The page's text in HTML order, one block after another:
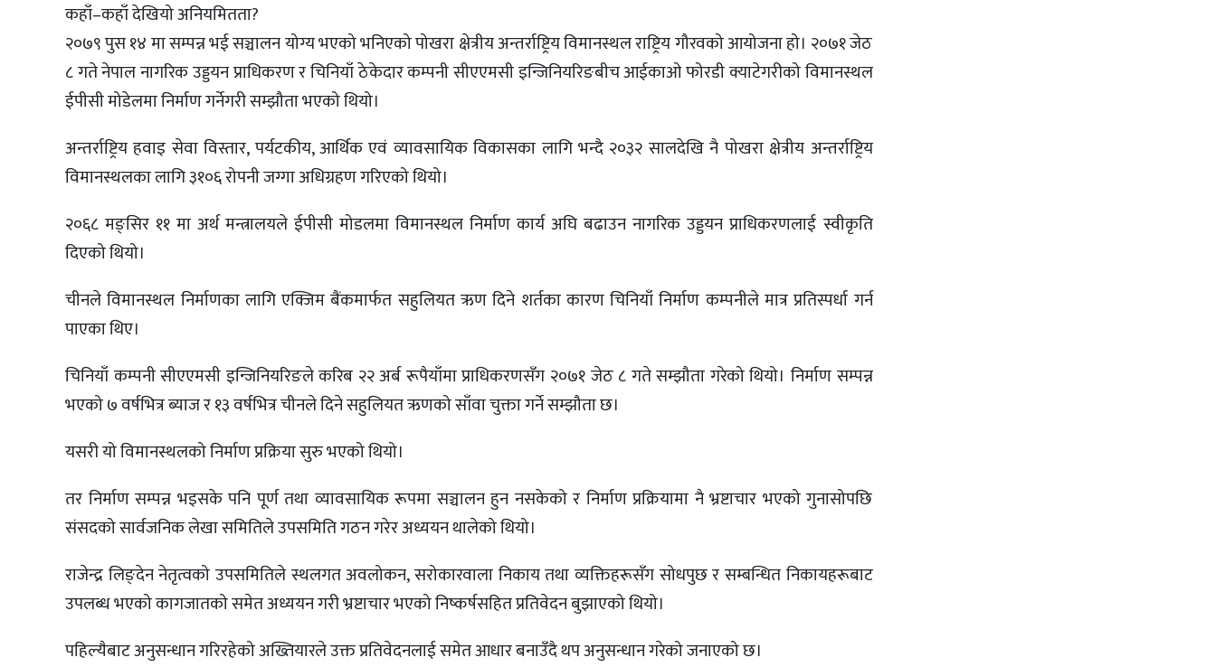
कहाँ–कहाँ देखियो अनियमितता?
२०७९ पुस १४ मा सम्पन्न भई सञ्चालन योग्य भएको भनिएको पोखरा क्षेत्रीय अन्तर्राष्ट्रिय विमानस्थल राष्ट्रिय गौरवको आयोजना हो। २०७१ जेठ
८ गते नेपाल नागरिक उड्डयन प्राधिकरण र चिनियाँ ठेकेदार कम्पनी सीएएमसी इन्जिनियरिङबीच आईकाओ फोरडी क्याटेगरीको विमानस्थल
ईपीसी मोडेलमा निर्माण गर्नेगरी सम्झौता भएको थियो।
अन्तर्राष्ट्रिय हवाइ सेवा विस्तार, पर्यटकीय, आर्थिक एवं व्यावसायिक विकासका लागि भन्दै २०३२ सालदेखि नै पोखरा क्षेत्रीय अन्तर्राष्ट्रिय
विमानस्थलका लागि ३१०६ रोपनी जग्गा अधिग्रहण गरिएको थियो।
२०६८ मङ्सिर ११ मा अर्थ मन्त्रालयले ईपीसी मोडलमा विमानस्थल निर्माण कार्य अघि बढाउन नागरिक उड्डयन प्राधिकरणलाई स्वीकृति
दिएको थियो।
चीनले विमानस्थल निर्माणका लागि एक्जिम बैंकमार्फत सहुलियत ऋण दिने शर्तका कारण चिनियाँ निर्माण कम्पनीले मात्र प्रतिस्पर्धा गर्न
पाएका थिए।
चिनियाँ कम्पनी सीएएमसी इन्जिनियरिङले करिब २२ अर्ब रूपैयाँमा प्राधिकरणसँग २०७१ जेठ ८ गते सम्झौता गरेको थियो। निर्माण सम्पन्न
भएको ७ वर्षभित्र ब्याज र १३ वर्षभित्र चीनले दिने सहुलियत ऋणको साँवा चुक्ता गर्ने सम्झौता छ।
यसरी यो विमानस्थलको निर्माण प्रक्रिया सुरु भएको थियो।
तर निर्माण सम्पन्न भइसके पनि पूर्ण तथा व्यावसायिक रूपमा सञ्चालन हुन नसकेको र निर्माण प्रक्रियामा नै भ्रष्टाचार भएको गुनासोपछि
संसदको सार्वजनिक लेखा समितिले उपसमिति गठन गरेर अध्ययन थालेको थियो।
राजेन्द्र लिङ्देन नेतृत्वको उपसमितिले स्थलगत अवलोकन, सरोकारवाला निकाय तथा व्यक्तिहरूसँग सोधपुछ र सम्बन्धित निकायहरूबाट
उपलब्ध भएको कागजातको समेत अध्ययन गरी भ्रष्टाचार भएको निष्कर्षसहित प्रतिवेदन बुझाएको थियो।
पहिल्यैबाट अनुसन्धान गरिरहेको अख्तियारले उक्त प्रतिवेदनलाई समेत आधार बनाउँदै थप अनुसन्धान गरेको जनाएको छ।